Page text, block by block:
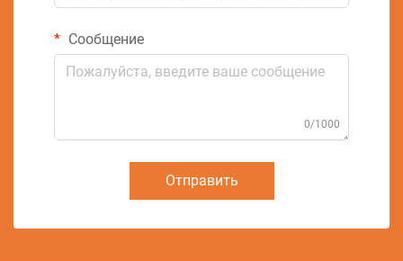
Сообщение
0/1000
Отправить